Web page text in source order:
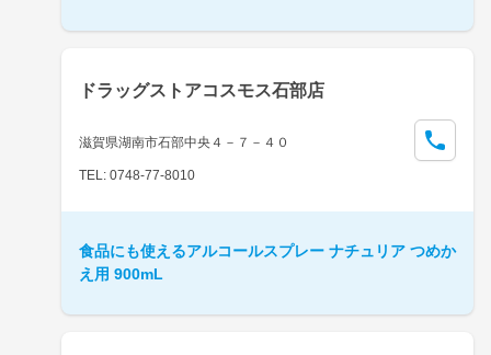
ドラッグストアコスモス石部店
滋賀県湖南市石部中央４－７－４０
TEL: 0748-77-8010
食品にも使えるアルコールスプレー ナチュリア つめか
え用 900mL